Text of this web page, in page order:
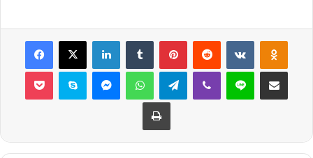
Facebook
X LinkedInTumblr PinterestReddit VKontakte
Pocket Skype MessengerWhatsAppTelegramViber Line E-Posta ile
Yazdır